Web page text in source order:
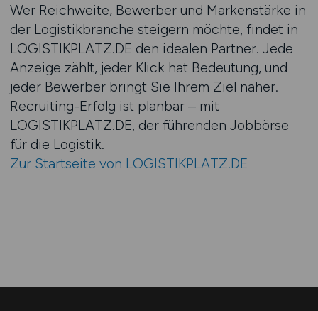
Wer Reichweite, Bewerber und Markenstärke in
der Logistikbranche steigern möchte, findet in
LOGISTIKPLATZ.DE den idealen Partner. Jede
Anzeige zählt, jeder Klick hat Bedeutung, und
jeder Bewerber bringt Sie Ihrem Ziel näher.
Recruiting-Erfolg ist planbar – mit
LOGISTIKPLATZ.DE, der führenden Jobbörse
für die Logistik.
Zur Startseite von LOGISTIKPLATZ.DE